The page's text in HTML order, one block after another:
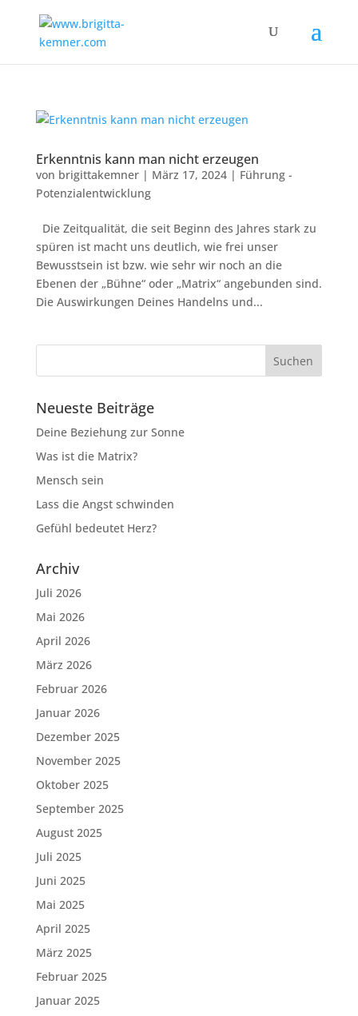
Erkenntnis kann man nicht erzeugen
von brigittakemner| März 17, 2024| Führung -
Potenzialentwicklung
Die Zeitqualität, die seit Beginn des Jahres stark zu
spüren ist macht uns deutlich, wie frei unser
Bewusstsein ist bzw. wie sehr wir noch an die
Ebenen der „Bühne“ oder „Matrix“ angebunden sind.
Die Auswirkungen Deines Handelns und...
Neueste Beiträge
Deine Beziehung zur Sonne
Was ist die Matrix?
Mensch sein
Lass die Angst schwinden
Gefühl bedeutet Herz?
Archiv
Juli 2026
Mai 2026
April 2026
März 2026
Februar 2026
Januar 2026
Dezember 2025
November 2025
Oktober 2025
September 2025
August 2025
Juli 2025
Juni 2025
Mai 2025
April 2025
März 2025
Februar 2025
Januar 2025